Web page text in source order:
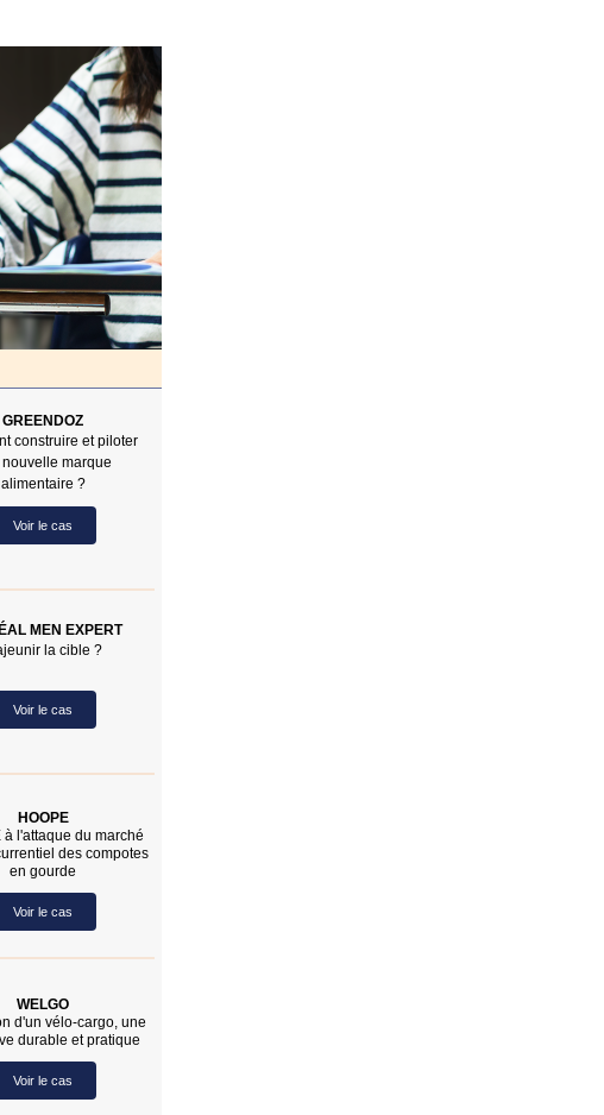
GREENDOZ
construire et piloter
marque
alimentaire ?
Voir le cas
MEN EXPERT
la cible ?
Voir le cas
HOOPE
à l'attaque du marché
des compotes
en gourde
Voir le cas
WELGO
d'un vélo-cargo, une
durable et pratique
Voir le cas